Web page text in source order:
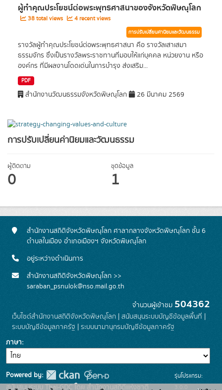
การปรับเปลี่ยนค่านิยมและวัฒนธรรม
ผู้ติดตาม
0
ชุดข้อมูล
1
ผู้ทำคุณประโยชน์ต่อพระพุทธศาสนาของจังหวัดพิษณุโลก
38 total views 4 recent views
การปรับเปลี่ยนค่านิยมและวัฒนธรรม
รางวัลผู้ทำคุณประโยชน์ต่อพระพุทธศาสนา คือ รางวัลเสาเสมา
ธรรมจักร ซึ่งเป็นรางวัลพระราชทานที่มอบให้แก่บุคคล หน่วยงาน หรือ
องค์กร ที่มีผลงานโดดเด่นในการบำรุง ส่งเสริม...
PDF
สำนักงานวัฒนธรรมจังหวัดพิษณุโลก 26 มีนาคม 2569
สำนักงานสถิติจังหวัดพิษณุโลก ศาลากลางจังหวัดพิษณุโลก ชั้น 6
ตำบลในเมือง อำเภอเมืองฯ จังหวัดพิษณุโลก
อยู่ระหว่างดำเนินการ
สำนักงานสถิติจังหวัดพิษณุโลก >>
saraban_psnulok@nso.mail.go.th
จำนวนผู้เข้าชม 504362
เว็บไซต์สำนักงานสถิติจังหวัดพิษณุโลก | สนับสนุนระบบบัญชีข้อมูลพื้นที่ |
ระบบบัญชีข้อมูลภาครัฐ | ระบบนามานุกรมบัญชีข้อมูลภาครัฐ
ภาษา
Powered by:
สนับสนุนระบบ Thai-GDC โดย สำนักงานสถิติแห่งชาติ
รุ่นโปรแกรม:
3.0.0